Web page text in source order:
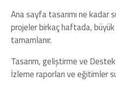
Ana sayfa tasarımı ne kadar
projeler birkaç haftada,
tamamlanır.
Tasarım, geliştirme ve
İzleme raporları ve eğitimler